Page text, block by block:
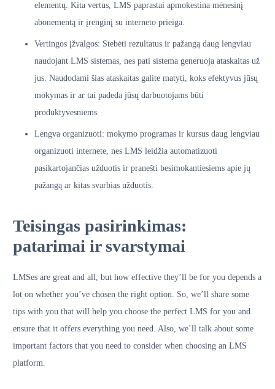
elementų. Kita vertus, LMS paprastai apmokestina mėnesinį
abonementą ir įrenginį su interneto prieiga.
Vertingos įžvalgos: Stebėti rezultatus ir pažangą daug lengviau
naudojant LMS sistemas, nes pati sistema generuoja ataskaitas už
jus. Naudodami šias ataskaitas galite matyti, koks efektyvus jūsų
mokymas ir ar tai padeda jūsų darbuotojams būti
produktyvesniems.
Lengva organizuoti: mokymo programas ir kursus daug lengviau
organizuoti internete, nes LMS leidžia automatizuoti
pasikartojančias užduotis ir pranešti besimokantiesiems apie jų
pažangą ar kitas svarbias užduotis.
Teisingas pasirinkimas:
patarimai ir svarstymai
LMSes are great and all, but how effective they’ll be for you depends a
lot on whether you’ve chosen the right option. So, we’ll share some
tips with you that will help you choose the perfect LMS for you and
ensure that it offers everything you need. Also, we’ll talk about some
important factors that you need to consider when choosing an LMS
platform.